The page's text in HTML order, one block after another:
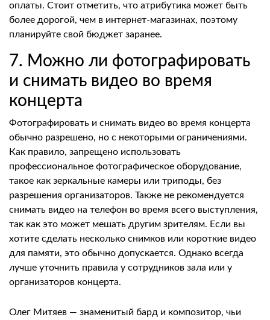
оплаты. Стоит отметить, что атрибутика может быть
более дорогой, чем в интернет-магазинах, поэтому
планируйте свой бюджет заранее.
7. Можно ли фотографировать
и снимать видео во время
концерта
Фотографировать и снимать видео во время концерта
обычно разрешено, но с некоторыми ограничениями.
Как правило, запрещено использовать
профессиональное фотографическое оборудование,
такое как зеркальные камеры или триподы, без
разрешения организаторов. Также не рекомендуется
снимать видео на телефон во время всего выступления,
так как это может мешать другим зрителям. Если вы
хотите сделать несколько снимков или короткие видео
для памяти, это обычно допускается. Однако всегда
лучше уточнить правила у сотрудников зала или у
организаторов концерта.
Олег Митяев — знаменитый бард и композитор, чьи